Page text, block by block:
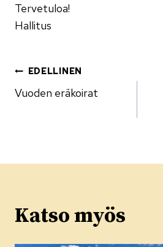
Tervetuloa!
Hallitus
Artikkelien
selaus
EDELLINEN
Vuoden eräkoirat
Katso myös